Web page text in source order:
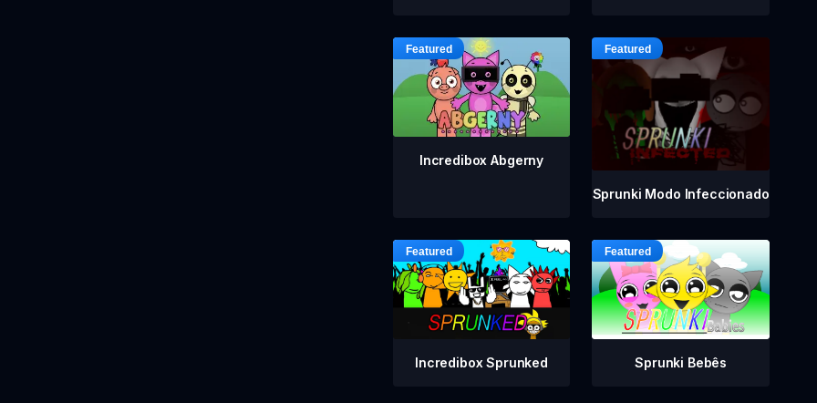
Incredibox Abgerny
Sprunki Modo Infeccionado
Incredibox Sprunked Sprunki Bebês